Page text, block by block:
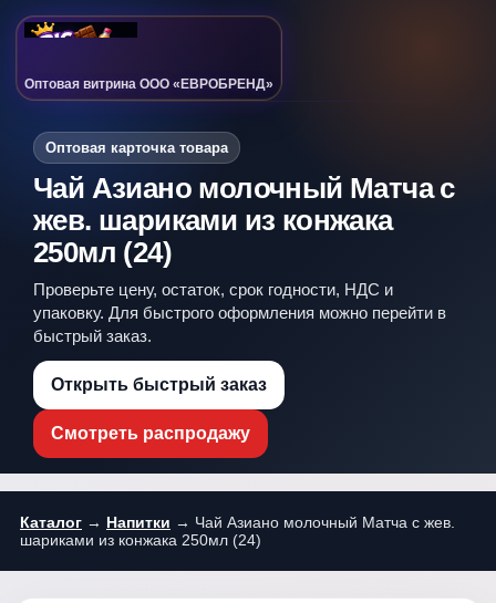
Оптовая витрина ООО «ЕВРОБРЕНД»
Оптовая карточка товара
Чай Азиано молочный Матча с
жев. шариками из конжака
250мл (24)
Проверьте цену, остаток, срок годности, НДС и
упаковку. Для быстрого оформления можно перейти в
быстрый заказ.
Открыть быстрый заказ
Смотреть распродажу
Каталог → Напитки → Чай Азиано молочный Матча с жев.
шариками из конжака 250мл (24)